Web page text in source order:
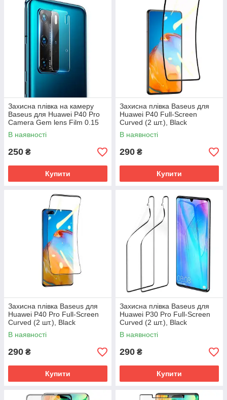
Захисна плівка на камеру
Baseus для Huawei P40 Pro
Camera Gem lens Film 0.15
mm, Transparent
(SGHWP40P-JT02)
В наявності
250 ₴
Купити
Захисна плівка Baseus для
Huawei P40 Full-Screen
Curved (2 шт.), Black
(SGHWP40-KR01)
В наявності
290 ₴
Купити
Захисна плівка Baseus для
Huawei P40 Pro Full-Screen
Curved (2 шт.), Black
(SGHWP40P-KR01)
В наявності
290 ₴
Купити
Захисна плівка Baseus для
Huawei P30 Pro Full-Screen
Curved (2 шт.), Black
(SGHWP30P-KR01)
В наявності
290 ₴
Купити